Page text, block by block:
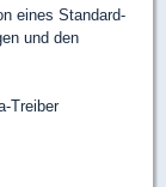
eines Standard-
und den
Treiber